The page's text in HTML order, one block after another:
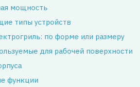
мощность
типы устройств
по форме или размеру
для рабочей поверхности
функции